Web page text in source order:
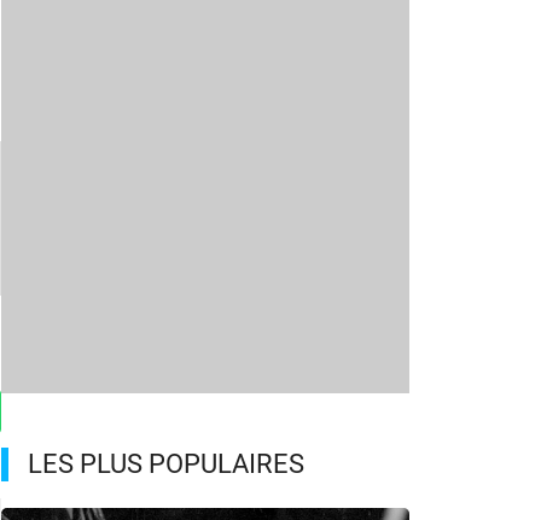
LES PLUS POPULAIRES